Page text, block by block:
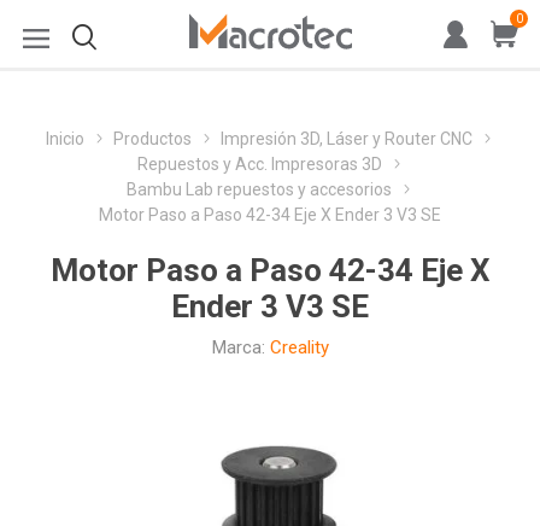
0
Inicio Productos
Impresión 3D, Láser y Router CNC
Repuestos y Acc. Impresoras 3D
Bambu Lab repuestos y accesorios
Motor Paso a Paso 42-34 Eje X Ender 3 V3 SE
Motor Paso a Paso 42-34 Eje X
Ender 3 V3 SE
Marca: Creality